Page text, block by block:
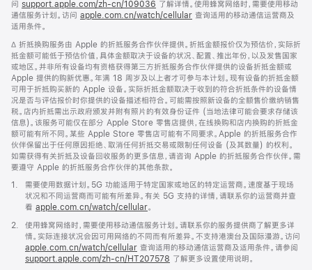
注
问 support.apple.com/zh-cn/109036 (在
新
中
打
开)
了解详情。使用蜂窝网络时，需要使用移动
通信服务计划。访问 apple.com.cn/watch/cellular 查询适用的移动通信运营商及
适用条件。
脚
注
∆ 折抵换购服务由 Apple 的折抵服务合作伙伴提供。折抵金额报价仅为预估价，实际折
抵金额可能低于预估价值，具体金额取决于设备的状况、配置、推出年份，以及发售国家
或地区。并非所有设备均有资格获得第三方折抵服务合作伙伴提供的设备折抵金额或
Apple 提供的购新优惠。年满 18 周岁及以上者才可参与本计划。现有设备的折抵金额
可用于折抵购买新的 Apple 设备。实际折抵金额取决于收到的符合折抵条件的设备情
况是否与评估报价时你提供的设备描述相符合。可能需按照新设备的全额售价缴纳销售
税。店内折抵需出示政府颁发并附有照片的有效身份证件 (当地法律可能会要求存储该
信息)。该服务可能仅在部分 Apple Store 零售店提供，在线换购和店内换购的折抵金
额可能有所不同。某些 Apple Store 零售店可能有不同要求。Apple 的折抵服务合作
伙伴保留出于任何原因拒绝、取消任何折抵交易或限制任何设备 (及其数量) 的权利。
如需获得有关折抵及设备回收服务的更多信息，请咨询 Apple 的折抵服务合作伙伴。需
要遵守 Apple 的折抵服务合作伙伴的其他条款。
脚
1.
需要使用数据计划。5G 功能适用于特定国家或地区的特定运营商。速度基于现场
状况和不同运营商而可能有所差异。有关 5G 支持的详情，请联系你的运营商并查
看 apple.com.cn/watch/cellular。
脚
2.
使用蜂窝网络时，需要使用移动通信服务计划。请联系你的服务提供商了解更多详
情。实际连接状况会因可用网络的不同而有所差异。不支持港澳台及国际漫游。访问
apple.com.cn/watch/cellular 查询适用的移动通信运营商及适用条件。请参阅
support.apple.com/zh-cn/HT207578 (在
了解更多设置使用说明。